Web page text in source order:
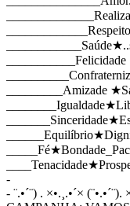
_________Amizade
-
- ¨.•´¨) . ×•.¸.•´× (¨•.•´¨).